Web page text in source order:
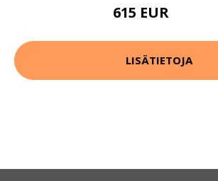
615 EUR
LISÄTIETOJA